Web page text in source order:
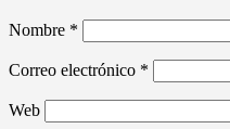
Nombre *
Correo electrónico *
Web